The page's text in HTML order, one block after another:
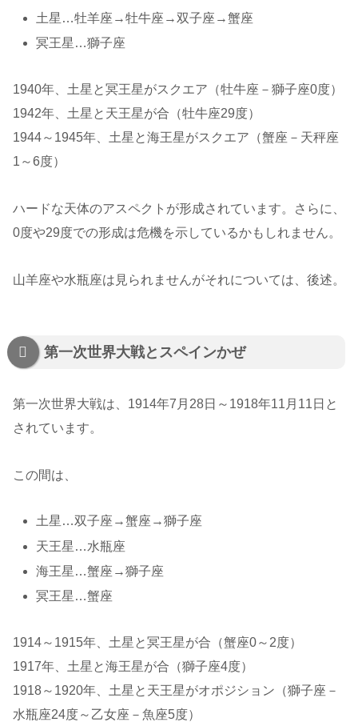
土星…牡羊座→牡牛座→双子座→蟹座
冥王星…獅子座
1940年、土星と冥王星がスクエア（牡牛座－獅子座0度）
1942年、土星と天王星が合（牡牛座29度）
1944～1945年、土星と海王星がスクエア（蟹座－天秤座
1～6度）
ハードな天体のアスペクトが形成されています。さらに、
0度や29度での形成は危機を示しているかもしれません。
山羊座や水瓶座は見られませんがそれについては、後述。
第一次世界大戦とスペインかぜ
第一次世界大戦は、1914年7月28日～1918年11月11日と
されています。
この間は、
土星…双子座→蟹座→獅子座
天王星…水瓶座
海王星…蟹座→獅子座
冥王星…蟹座
1914～1915年、土星と冥王星が合（蟹座0～2度）
1917年、土星と海王星が合（獅子座4度）
1918～1920年、土星と天王星がオポジション（獅子座－
水瓶座24度～乙女座－魚座5度）